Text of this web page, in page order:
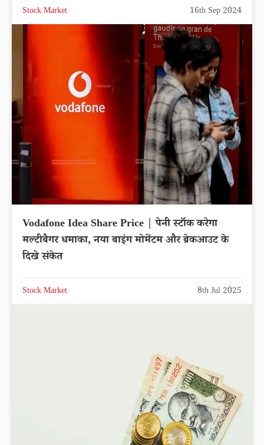
Stock Market 16th Sep 2024
Vodafone Idea Share Price | पेनी स्टॉक करेगा
मल्टीबैगर धमाका, नया बाइंग मोमेंटम और ब्रेकआउट के
दिखे संकेत
Stock Market 8th Jul 2025